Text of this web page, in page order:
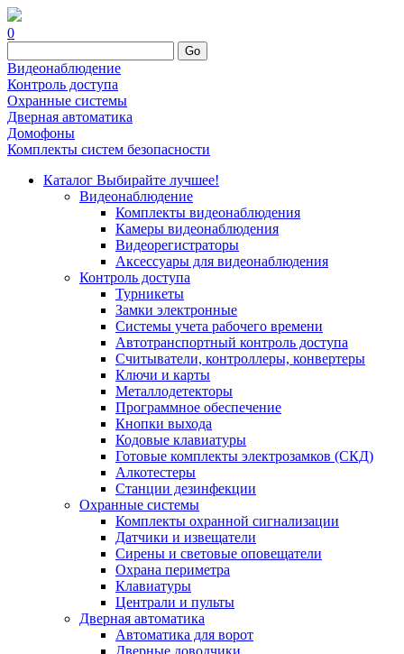
0
Go
Видеонаблюдение
Контроль доступа
Охранные системы
Дверная автоматика
Домофоны
Комплекты систем безопасности
Каталог Выбирайте лучшее!
Видеонаблюдение
Комплекты видеонаблюдения
Камеры видеонаблюдения
Видеорегистраторы
Аксессуары для видеонаблюдения
Контроль доступа
Турникеты
Замки электронные
Системы учета рабочего времени
Автотранспортный контроль доступа
Считыватели, контроллеры, конвертеры
Ключи и карты
Металлодетекторы
Программное обеспечение
Кнопки выхода
Кодовые клавиатуры
Готовые комплекты электрозамков (СКД)
Алкотестеры
Станции дезинфекции
Охранные системы
Комплекты охранной сигнализации
Датчики и извещатели
Сирены и световые оповещатели
Охрана периметра
Клавиатуры
Централи и пульты
Дверная автоматика
Автоматика для ворот
Дверные доводчики